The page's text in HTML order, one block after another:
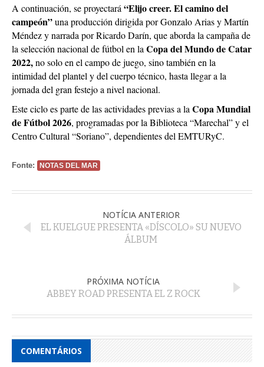
A continuación, se proyectará “Elijo creer. El camino del
campeón”una producción dirigida por Gonzalo Arias y Martín
Méndez y narrada por Ricardo Darín, que aborda la campaña de
la selección nacional de fútbol en la Copa del Mundo de Catar
2022,no solo en el campo de juego, sino también en la
intimidad del plantel y del cuerpo técnico, hasta llegar a la
jornada del gran festejo a nivel nacional.
Este ciclo es parte de las actividades previas a la Copa Mundial
de Fútbol 2026, programadas por la Biblioteca “Marechal” y el
Centro Cultural “Soriano”, dependientes del EMTURyC.
Fonte: NOTAS DEL MAR
NOTÍCIA ANTERIOR
EL KUELGUE PRESENTA «DÍSCOLO» SU NUEVO
ÁLBUM
PRÓXIMA NOTÍCIA
ABBEY ROAD PRESENTA EL Z ROCK
COMENTÁRIOS